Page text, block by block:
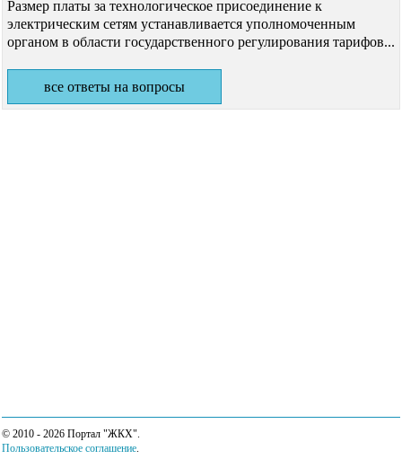
Размер платы за технологическое присоединение к
электрическим сетям устанавливается уполномоченным
органом в области государственного регулирования тарифов...
все ответы на вопросы
© 2010 - 2026 Портал "ЖКХ".
Пользовательское соглашение.